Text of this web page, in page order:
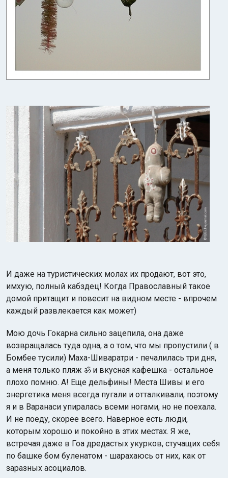
И даже на туристических молах их продают, вот это,
имхую, полный кабздец! Когда Православный такое
домой притащит и повесит на видном месте - впрочем
каждый развлекается как может)
Мою дочь Гокарна сильно зацепила, она даже
возвращалась туда одна, а о том, что мы пропустили ( в
Бомбее тусили) Маха-Шиваратри - печалилась три дня,
а меня только пляж ॐ и вкусная кафешка - остальное
плохо помню. А! Еще дельфины! Места Шивы и его
энергетика меня всегда пугали и отталкивали, поэтому
я и в Варанаси упиралась всеми ногами, но не поехала.
И не поеду, скорее всего. Наверное есть люди,
которым хорошо и покойно в этих местах. Я же,
встречая даже в Гоа дредастых укурков, стучащих себя
по башке бом буленатом - шарахаюсь от них, как от
заразных асоциалов.